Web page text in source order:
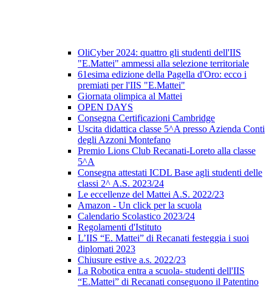
OliCyber 2024: quattro gli studenti dell'IIS
"E.Mattei" ammessi alla selezione territoriale
61esima edizione della Pagella d'Oro: ecco i
premiati per l'IIS "E.Mattei"
Giornata olimpica al Mattei
OPEN DAYS
Consegna Certificazioni Cambridge
Uscita didattica classe 5^A presso Azienda Conti
degli Azzoni Montefano
Premio Lions Club Recanati-Loreto alla classe
5^A
Consegna attestati ICDL Base agli studenti delle
classi 2^ A.S. 2023/24
Le eccellenze del Mattei A.S. 2022/23
Amazon - Un click per la scuola
Calendario Scolastico 2023/24
Regolamenti d'Istituto
L’IIS “E. Mattei” di Recanati festeggia i suoi
diplomati 2023
Chiusure estive a.s. 2022/23
La Robotica entra a scuola- studenti dell'IIS
“E.Mattei” di Recanati conseguono il Patentino